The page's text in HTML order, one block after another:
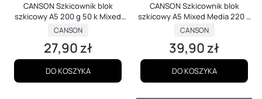
CANSON Szkicownik blok
szkicowy A5 200 g 50 k Mixed
Media Imagine
PRODUCENT
CANSON
Cena
27,90 zł
DO KOSZYKA
CANSON Szkicownik blok
szkicowy A5 Mixed Media 220 g
32 kartki Grey
PRODUCENT
CANSON
Cena
39,90 zł
DO KOSZYKA